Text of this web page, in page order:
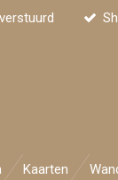
Kaarten